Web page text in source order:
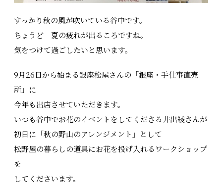
すっかり秋の風が吹いている谷中です。
ちょうど 夏の疲れが出るころですね。
気をつけて過ごしたいと思います。
9月26日から始まる銀座松屋さんの「銀座・手仕事直売
所」に
今年も出店させていただきます。
いつも谷中でお花のイベントをしてくださる井出綾さんが
初日に「秋の野山のアレンジメント」として
松野屋の暮らしの道具にお花を投げ入れるワークショップ
を
してくださいます。